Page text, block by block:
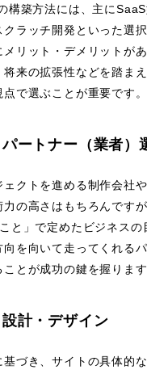
構築方法には、主に
ラッチ開発といった選択
メリット・デメリットが
将来の拡張性などを踏ま
で選ぶことが重要です。
ートナー（業者）
ェクトを進める制作会社
力の高さはもちろんです
と」で定めたビジネスの
向を向いて走ってくれる
とが成功の鍵を握ります
計・デザイン
基づき、サイトの具体的